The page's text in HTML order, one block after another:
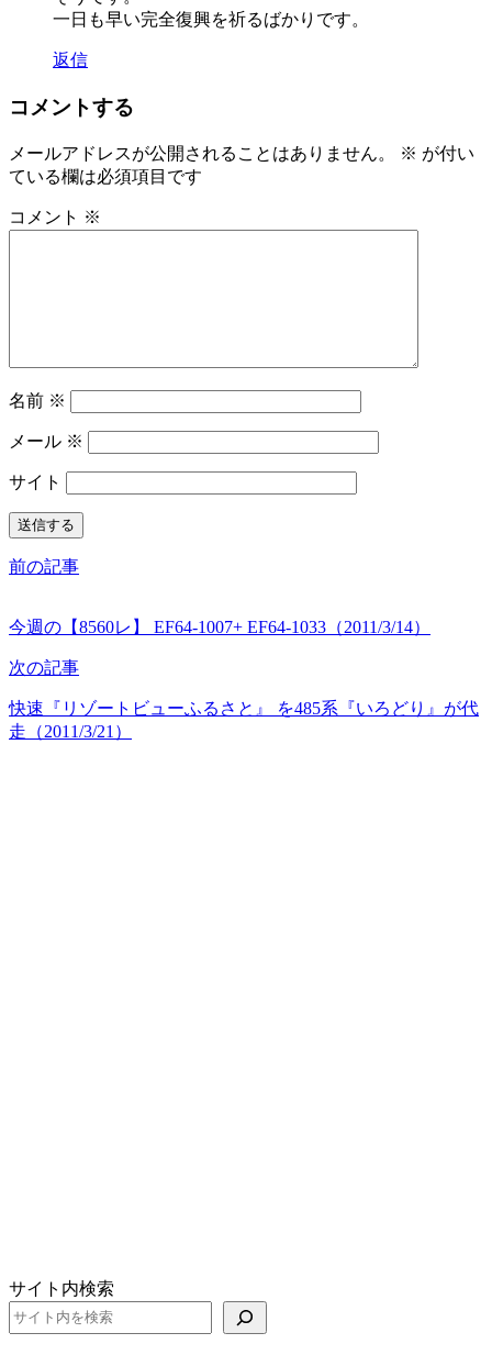
一日も早い完全復興を祈るばかりです。
返信
コメントする
メールアドレスが公開されることはありません。 ※ が付い
ている欄は必須項目です
コメント ※
名前 ※
メール ※
サイト
前の記事
今週の【8560レ】 EF64-1007+ EF64-1033（2011/3/14）
次の記事
快速『リゾートビューふるさと』 を485系『いろどり』が代
走（2011/3/21）
サイト内検索